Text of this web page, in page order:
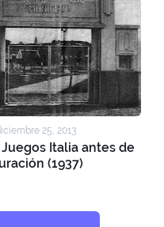
25, 2013
Juegos Italia antes de
(1937)